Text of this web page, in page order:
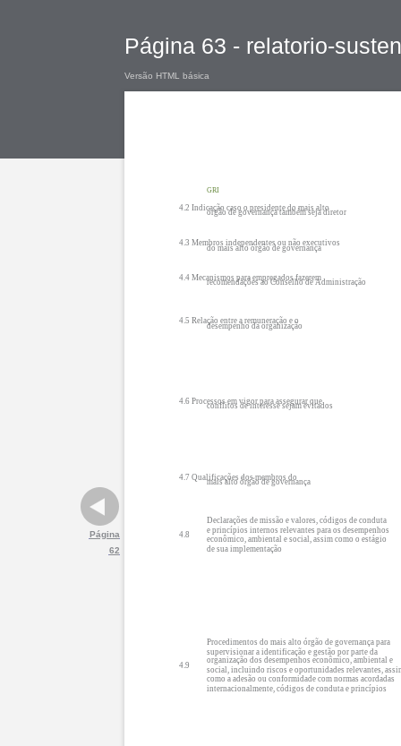
Página 63 - relatorio-
Versão HTML básica
Página
62
GRI
4.2 Indicação caso o presidente do mais alto
órgão de governança também seja diretor
4.3 Membros independentes ou não executivos
do mais alto órgão de governança
4.4 Mecanismos para empregados fazerem
recomendações ao Conselho de Administração
4.5 Relação entre a remuneração e o
desempenho da organização
4.6 Processos em vigor para assegurar que
conflitos de interesse sejam evitados
4.7 Qualificações dos membros do
mais alto órgão de governança
4.8
Declarações de missão e valores, códigos de conduta
e princípios internos relevantes para os desempenhos
econômico, ambiental e social, assim como o estágio
de sua implementação
4.9
Procedimentos do mais alto órgão de governança para
supervisionar a identificação e gestão por parte da
organização dos desempenhos econômico, ambiental e
social, incluindo riscos e oportunidades relevantes,
como a adesão ou conformidade com normas acordadas
internacionalmente, códigos de conduta e princípios